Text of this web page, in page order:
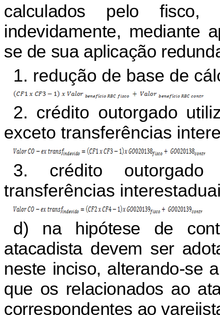
calculados pelo fisco,
indevidamente, mediante
se de sua aplicação
1. redução de base de
2. crédito outorgado
exceto transferências
3. crédito outorgado
transferências
d) na hipótese de
atacadista devem ser
neste inciso, alterando-se
que os relacionados ao
correspondentes ao